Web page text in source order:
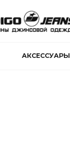
АКСЕССУАРЫ